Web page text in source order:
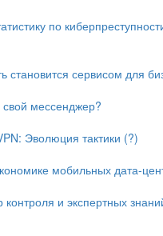
по
становится сервисом для
мессенджер?
Эволюция тактики (?)
мобильных дата-
и экспертных